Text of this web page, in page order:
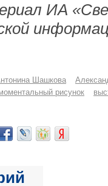
ИА
Шашкова
рисунок